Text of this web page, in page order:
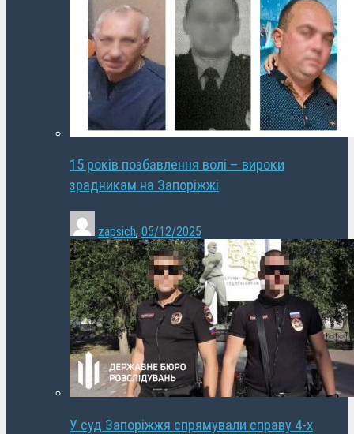
15 років позбавлення волі – вироки
зрадникам на Запоріжжі
zapsich, 05/12/2025
У суд Запоріжжя спрямували справу 4-х